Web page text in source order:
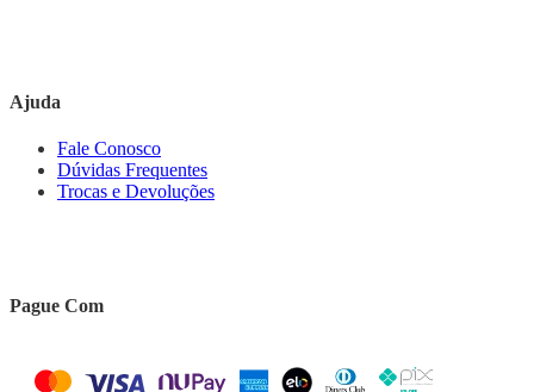
Ajuda
Fale Conosco
Dúvidas Frequentes
Trocas e Devoluções
Pague Com